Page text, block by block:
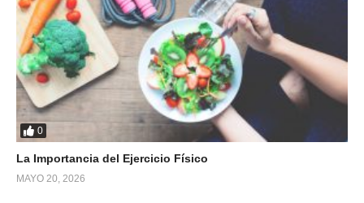
0
La Importancia del Ejercicio Físico
MAYO 20, 2026